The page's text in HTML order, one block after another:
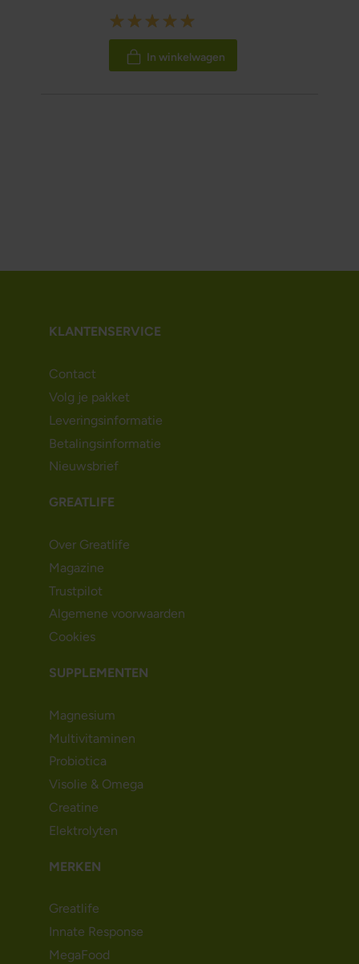
Rating:
100%
In winkelwagen
KLANTENSERVICE
Contact
Volg je pakket
Leveringsinformatie
Betalingsinformatie
Nieuwsbrief
GREATLIFE
Over Greatlife
Magazine
Trustpilot
Algemene voorwaarden
Cookies
SUPPLEMENTEN
Magnesium
Multivitaminen
Probiotica
Visolie & Omega
Creatine
Elektrolyten
MERKEN
Greatlife
Innate Response
MegaFood